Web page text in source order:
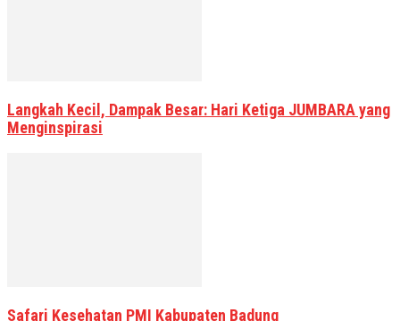
Langkah Kecil, Dampak Besar: Hari Ketiga JUMBARA yang
Menginspirasi
Safari Kesehatan PMI Kabupaten Badung